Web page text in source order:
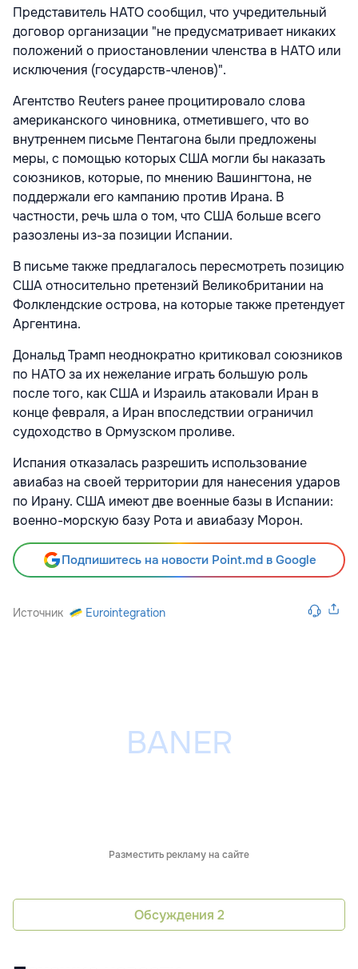
Представитель НАТО сообщил, что учредительный
договор организации "не предусматривает никаких
положений о приостановлении членства в НАТО или
исключения (государств-членов)".
Агентство Reuters ранее процитировало слова
американского чиновника, отметившего, что во
внутреннем письме Пентагона были предложены
меры, с помощью которых США могли бы наказать
союзников, которые, по мнению Вашингтона, не
поддержали его кампанию против Ирана. В
частности, речь шла о том, что США больше всего
разозлены из-за позиции Испании.
В письме также предлагалось пересмотреть позицию
США относительно претензий Великобритании на
Фолклендские острова, на которые также претендует
Аргентина.
Дональд Трамп неоднократно критиковал союзников
по НАТО за их нежелание играть большую роль
после того, как США и Израиль атаковали Иран в
конце февраля, а Иран впоследствии ограничил
судоходство в Ормузском проливе.
Испания отказалась разрешить использование
авиабаз на своей территории для нанесения ударов
по Ирану. США имеют две военные базы в Испании:
военно-морскую базу Рота и авиабазу Морон.
Подпишитесь на новости Point.md в Google
Источник Eurointegration
Разместить рекламу на сайте
Обсуждения 2